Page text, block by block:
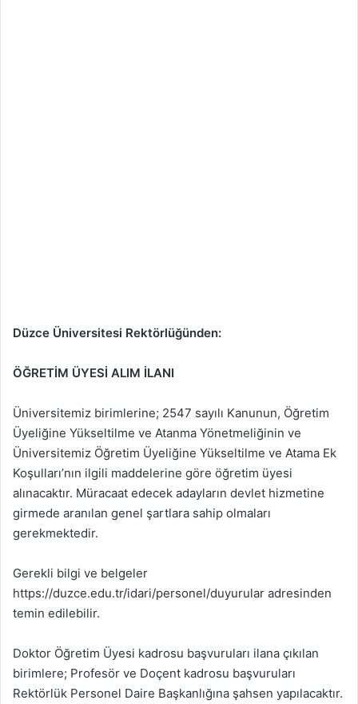
Düzce Üniversitesi Rektörlüğünden:
ÖĞRETİM ÜYESİ ALIM İLANI
Üniversitemiz birimlerine; 2547 sayılı Kanunun, Öğretim
Üyeliğine Yükseltilme ve Atanma Yönetmeliğinin ve
Üniversitemiz Öğretim Üyeliğine Yükseltilme ve Atama Ek
Koşulları’nın ilgili maddelerine göre öğretim üyesi
alınacaktır. Müracaat edecek adayların devlet hizmetine
girmede aranılan genel şartlara sahip olmaları
gerekmektedir.
Gerekli bilgi ve belgeler
https://duzce.edu.tr/idari/personel/duyurular adresinden
temin edilebilir.
Doktor Öğretim Üyesi kadrosu başvuruları ilana çıkılan
birimlere; Profesör ve Doçent kadrosu başvuruları
Rektörlük Personel Daire Başkanlığına şahsen yapılacaktır.